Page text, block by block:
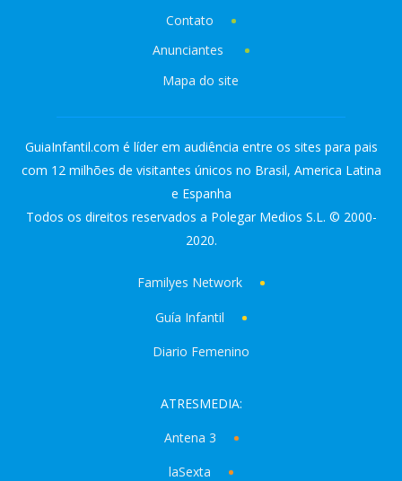
Contato
Anunciantes
Mapa do site
GuiaInfantil.com é líder em audiência entre os sites para pais
com 12 milhões de visitantes únicos no Brasil, America Latina
e Espanha
Todos os direitos reservados a Polegar Medios S.L. © 2000-
2020.
Familyes Network
Guía Infantil
Diario Femenino
ATRESMEDIA:
Antena 3
laSexta